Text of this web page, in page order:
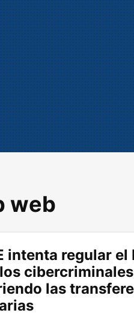
web
intenta regular
las